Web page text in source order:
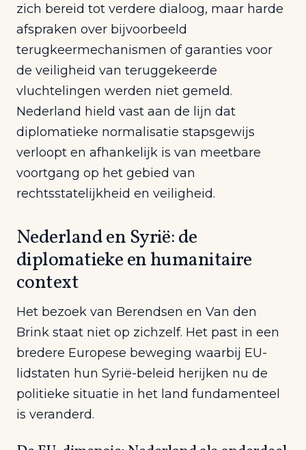
zich bereid tot verdere dialoog, maar harde
afspraken over bijvoorbeeld
terugkeermechanismen of garanties voor
de veiligheid van teruggekeerde
vluchtelingen werden niet gemeld.
Nederland hield vast aan de lijn dat
diplomatieke normalisatie stapsgewijs
verloopt en afhankelijk is van meetbare
voortgang op het gebied van
rechtsstatelijkheid en veiligheid.
Nederland en Syrië: de
diplomatieke en humanitaire
context
Het bezoek van Berendsen en Van den
Brink staat niet op zichzelf. Het past in een
bredere Europese beweging waarbij EU-
lidstaten hun Syrië-beleid herijken nu de
politieke situatie in het land fundamenteel
is veranderd.